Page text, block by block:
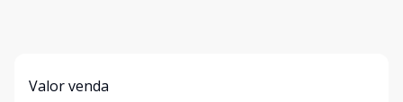
Valor venda